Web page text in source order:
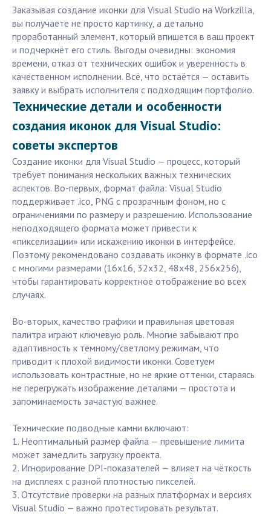
Заказывая создание иконки для Visual Studio на Workzilla,
вы получаете не просто картинку, а детально
проработанный элемент, который впишется в ваш проект
и подчеркнёт его стиль. Выгоды очевидны: экономия
времени, отказ от технических ошибок и уверенность в
качественном исполнении. Всё, что остаётся — оставить
заявку и выбрать исполнителя с подходящим портфолио.
Технические детали и особенности
создания иконок для Visual Studio:
советы экспертов
Создание иконки для Visual Studio — процесс, который
требует понимания нескольких важных технических
аспектов. Во-первых, формат файла: Visual Studio
поддерживает .ico, PNG с прозрачным фоном, но с
ограничениями по размеру и разрешению. Использование
неподходящего формата может привести к
«пикселизации» или искажению иконки в интерфейсе.
Поэтому рекомендовано создавать иконку в формате .ico
с многими размерами (16x16, 32x32, 48x48, 256x256),
чтобы гарантировать корректное отображение во всех
случаях.
Во-вторых, качество графики и правильная цветовая
палитра играют ключевую роль. Многие забывают про
адаптивность к тёмному/светлому режимам, что
приводит к плохой видимости иконки. Советуем
использовать контрастные, но не яркие оттенки, стараясь
не перегружать изображение деталями — простота и
запоминаемость зачастую важнее.
Технические подводные камни включают:
1. Неоптимальный размер файла — превышение лимита
может замедлить загрузку проекта.
2. Игнорирование DPI-показателей — влияет на чёткость
на дисплеях с разной плотностью пикселей.
3. Отсутствие проверки на разных платформах и версиях
Visual Studio — важно протестировать результат.